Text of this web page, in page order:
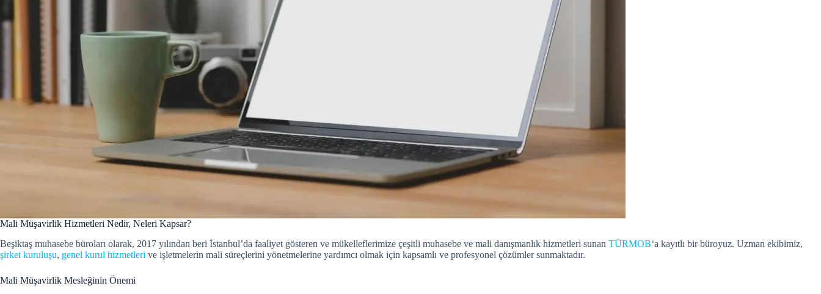
Mali Müşavirlik Hizmetleri Nedir, Neleri Kapsar?
Beşiktaş muhasebe büroları olarak, 2017 yılından beri İstanbul’da faaliyet gösteren ve mükelleflerimize çeşitli muhasebe ve mali danışmanlık hizmetleri sunan TÜRMOB‘a kayıtlı bir büroyuz. Uzman ekibimiz,
şirket kuruluşu, genel kurul hizmetleri ve işletmelerin mali süreçlerini yönetmelerine yardımcı olmak için kapsamlı ve profesyonel çözümler sunmaktadır.
Mali Müşavirlik Mesleğinin Önemi